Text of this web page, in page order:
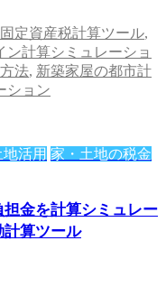
固定資産税計算ツール,
計算シミュレーショ
法, 新築家屋の都市計
ション
地活用 家・土地の税金
担金を計算シミュレー
計算ツール